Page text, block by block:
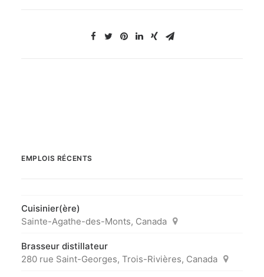
EMPLOIS RÉCENTS
Cuisinier(ère)
Sainte-Agathe-des-Monts, Canada
Brasseur distillateur
280 rue Saint-Georges, Trois-Rivières, Canada